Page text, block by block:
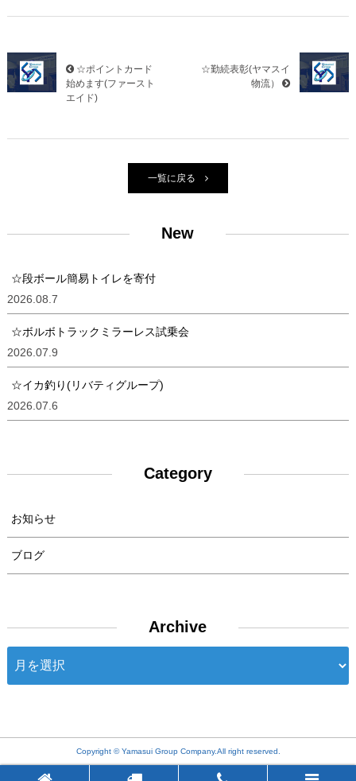
☆ポイントカード
始めます(ファースト
エイド)
☆勤続表彰(ヤマスイ
物流）
一覧に戻る
New
☆段ボール簡易トイレを寄付
2026.08.7
☆ボルボトラックミラーレス試乗会
2026.07.9
☆イカ釣り(リバティグループ)
2026.07.6
Category
お知らせ
ブログ
Archive
Copyright © Yamasui Group Company.All right reserved.